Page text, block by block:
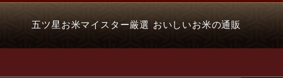
五ツ星お米マイスター厳選 おいしいお米の通販